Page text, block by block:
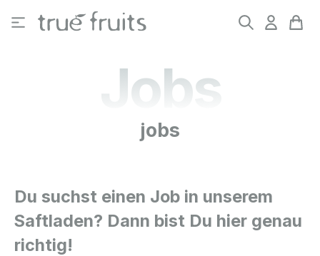
Zum Hauptinhalt springen
Jobs
jobs
Du suchst einen Job in unserem
Saftladen? Dann bist Du hier genau
richtig!